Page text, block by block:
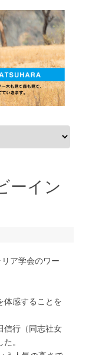
ーイン
ア学会のワー
体感することを
信行（同志社女
。